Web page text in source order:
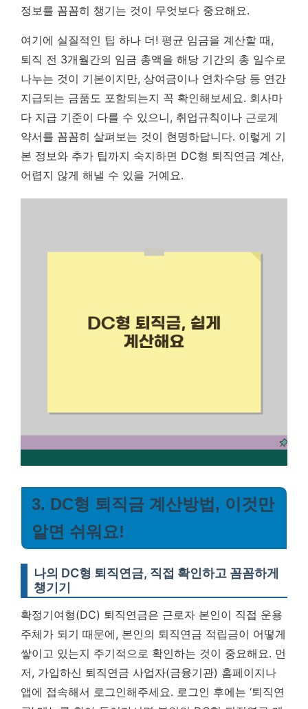
정보를 꼼꼼히 챙기는 것이 무엇보다 중요해요.
여기에 실질적인 팁 하나 더! 평균 임금을 계산할 때,
퇴직 전 3개월간의 임금 총액을 해당 기간의 총 일수로
나누는 것이 기본이지만, 상여금이나 연차수당 등 연간
지급되는 금품도 포함되는지 꼭 확인해보세요. 회사마
다 지급 기준이 다를 수 있으니, 취업규칙이나 근로계
약서를 꼼꼼히 살펴보는 것이 현명하답니다. 이렇게 기
본 정보와 추가 팁까지 숙지하면 DC형 퇴직연금 계산,
어렵지 않게 해낼 수 있을 거예요.
3. DC형 퇴직금 계산방법, 이것만
알면 쉬워요!
나의 DC형 퇴직연금, 직접 확인하고 꼼꼼하게
챙기기
확정기여형(DC) 퇴직연금은 근로자 본인이 직접 운용
주체가 되기 때문에, 본인의 퇴직연금 적립금이 어떻게
쌓이고 있는지 주기적으로 확인하는 것이 중요해요. 먼
저, 가입하신 퇴직연금 사업자(금융기관) 홈페이지나
앱에 접속해서 로그인해주세요. 로그인 후에는 ‘퇴직연